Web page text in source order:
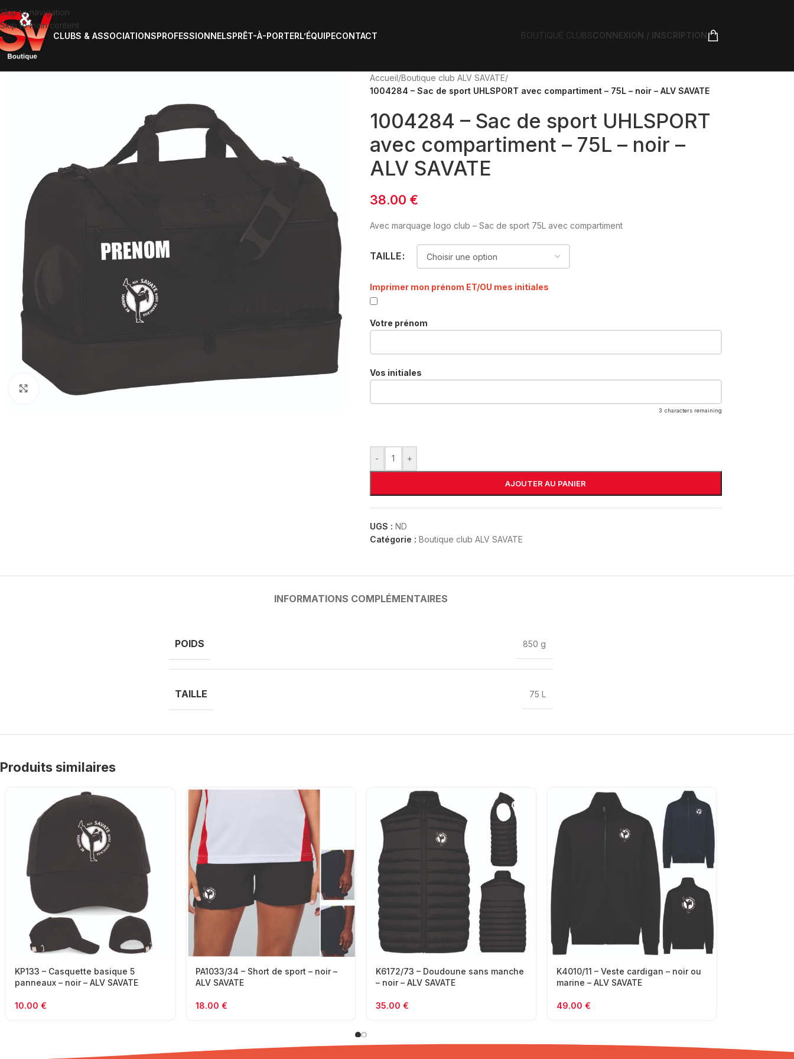
Skip to navigation
Skip to main content
CLUBS & ASSOCIATIONSPROFESSIONNELSPRÊT-À-PORTERL’ÉQUIPECONTACT BOUTIQUE CLUBSCONNEXION / INSCRIPTION
Click to enlarge
Accueil/Boutique club ALV SAVATE/
1004284 – Sac de sport UHLSPORT avec compartiment – 75L – noir – ALV SAVATE
1004284 – Sac de sport UHLSPORT
avec compartiment – 75L – noir –
ALV SAVATE
38.00 €
Avec marquage logo club – Sac de sport 75L avec compartiment
TAILLE
Imprimer mon prénom ET/OU mes initiales
Votre prénom
Vos initiales
3 characters remaining
- +
AJOUTER AU PANIER
UGS : ND
Catégorie : Boutique club ALV SAVATE
INFORMATIONS COMPLÉMENTAIRES
POIDS 850 g
TAILLE 75 L
Produits similaires
KP133 – Casquette basique 5
panneaux – noir – ALV SAVATE
10.00 €
PA1033/34 – Short de sport – noir –
ALV SAVATE
18.00 €
K6172/73 – Doudoune sans manche
– noir – ALV SAVATE
35.00 €
K4010/11 – Veste cardigan – noir ou
marine – ALV SAVATE
49.00 €